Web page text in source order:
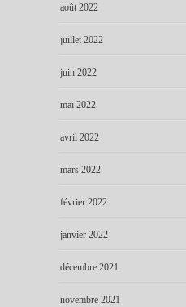
août 2022
juillet 2022
juin 2022
mai 2022
avril 2022
mars 2022
février 2022
janvier 2022
décembre 2021
novembre 2021